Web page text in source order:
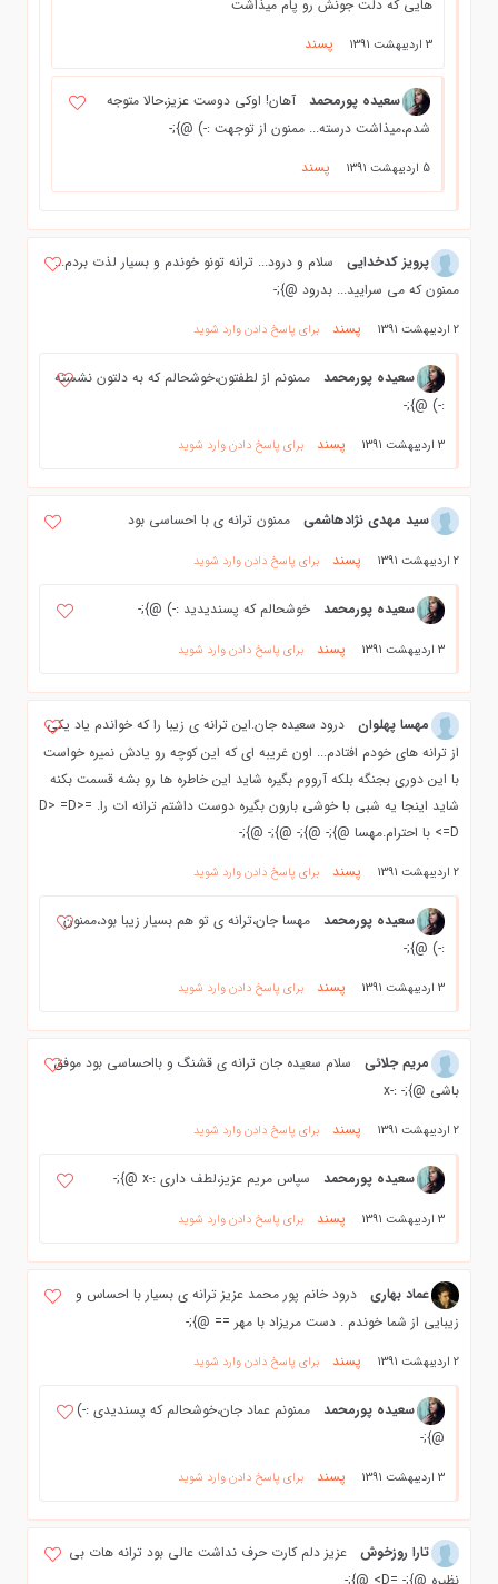
هايي كه دلت جونش رو پام ميذاشت
3 اردیبهشت 1391 پسند
سعیده پورمحمد
آهان! اوکی دوست عزیز،حالا متوجه
شدم،میذاشت درسته... ممنون از توجهت :-) @};-
5 اردیبهشت 1391 پسند
پرویز کدخدایی
سلام و درود... ترانه تونو خوندم و بسیار لذت بردم...
ممنون که می سرایید... بدرود @};-
2 اردیبهشت 1391 پسند برای پاسخ دادن وارد شوید
سعیده پورمحمد
ممنونم از لطفتون،خوشحالم که به دلتون نشسته
:-) @};-
3 اردیبهشت 1391 پسند برای پاسخ دادن وارد شوید
سید مهدی نژادهاشمی ممنون ترانه ی با احساسی بود
2 اردیبهشت 1391 پسند برای پاسخ دادن وارد شوید
سعیده پورمحمد خوشحالم که پسندیدید :-) @};-
3 اردیبهشت 1391 پسند برای پاسخ دادن وارد شوید
مهسا پهلوان
درود سعیده جان.این ترانه ی زیبا را که خواندم یاد یکی
از ترانه های خودم افتادم... اون غریبه ای که این کوچه رو یادش نمیره خواست
با این دوری بجنگه بلکه آرووم بگیره شاید این خاطره ها رو بشه قسمت بکنه
شاید اینجا یه شبی با خوشی بارون بگیره دوست داشتم ترانه ات را. =D> =D>
=D> با احترام.مهسا @};- @};- @};- @};-
2 اردیبهشت 1391 پسند برای پاسخ دادن وارد شوید
سعیده پورمحمد
مهسا جان،ترانه ی تو هم بسیار زیبا بود،ممنون
:-) @};-
3 اردیبهشت 1391 پسند برای پاسخ دادن وارد شوید
مریم جلائی
سلام سعیده جان ترانه ی قشنگ و بااحساسی بود موفق
باشی @};- :-x
2 اردیبهشت 1391 پسند برای پاسخ دادن وارد شوید
سعیده پورمحمد سپاس مریم عزیز،لطف داری :-x @};-
3 اردیبهشت 1391 پسند برای پاسخ دادن وارد شوید
عماد بهاری
درود خانم پور محمد عزیز ترانه ی بسیار با احساس و
زیبایی از شما خوندم . دست مریزاد با مهر == @};-
2 اردیبهشت 1391 پسند برای پاسخ دادن وارد شوید
سعیده پورمحمد
ممنونم عماد جان،خوشحالم که پسندیدی :-)
@};-
3 اردیبهشت 1391 پسند برای پاسخ دادن وارد شوید
تارا روزخوش
عزیز دلم کارت حرف نداشت عالی بود ترانه هات بی
نظیره @};- =D> @};-